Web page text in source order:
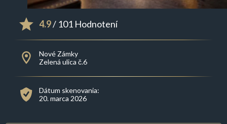
4.9/ 101 Hodnotení
Nové Zámky
Zelená ulica č.6
Dátum skenovania:
20. marca 2026